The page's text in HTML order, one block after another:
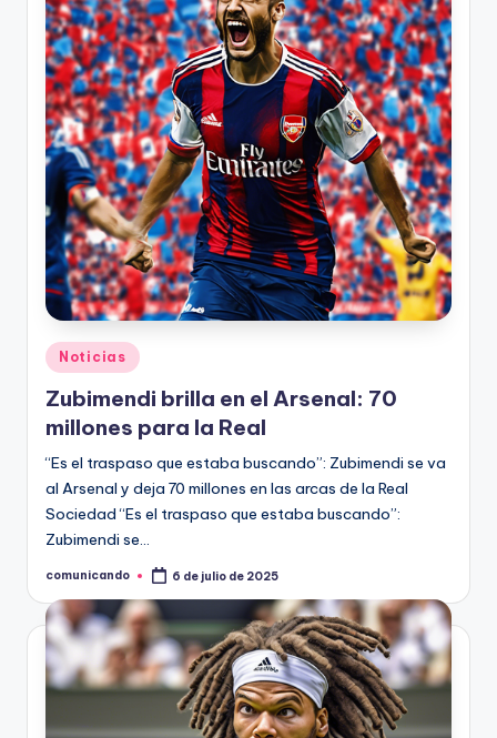
Publicado
en
Noticias
Zubimendi brilla en el Arsenal: 70
millones para la Real
“Es el traspaso que estaba buscando”: Zubimendi se va
al Arsenal y deja 70 millones en las arcas de la Real
Sociedad “Es el traspaso que estaba buscando”:
Zubimendi se…
Publicado
comunicando 6 de julio de 2025